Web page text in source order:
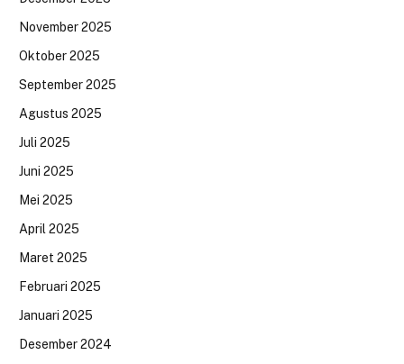
November 2025
Oktober 2025
September 2025
Agustus 2025
Juli 2025
Juni 2025
Mei 2025
April 2025
Maret 2025
Februari 2025
Januari 2025
Desember 2024